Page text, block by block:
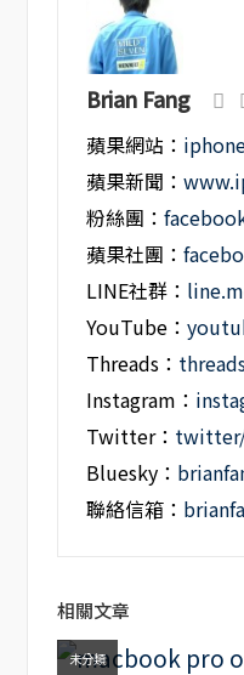
Brian Fang
蘋果網站：
蘋果新聞：
粉絲團：
蘋果社團：
LINE社群：
YouTube：
Threads：
Instagram：
Twitter：
Bluesky：
聯絡信箱：
相關文章
未分類